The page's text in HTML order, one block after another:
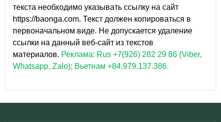
текста необходимо указывать ссылку на сайт
https://baonga.com. Текст должен копироваться в
первоначальном виде. Не допускается удаление
ссылки на данный веб-сайт из текстов
материалов. Реклама: Rus +7(926) 282 29 86 (Viber,
Whatsapp, Zalo); Вьетнам +84.979.137.386.